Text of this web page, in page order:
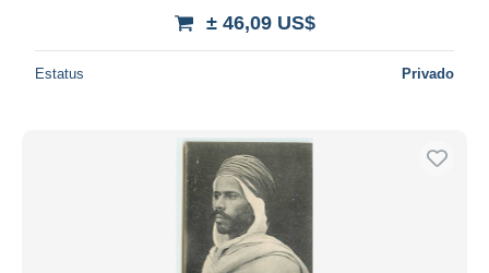
± 46,09 US$
Estatus Privado